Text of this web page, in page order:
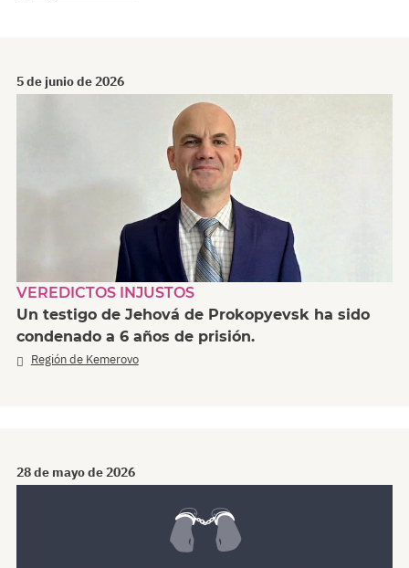
5 de junio de 2026
VEREDICTOS INJUSTOS
Un testigo de Jehová de Prokopyevsk ha sido
condenado a 6 años de prisión.
Región de Kemerovo
28 de mayo de 2026